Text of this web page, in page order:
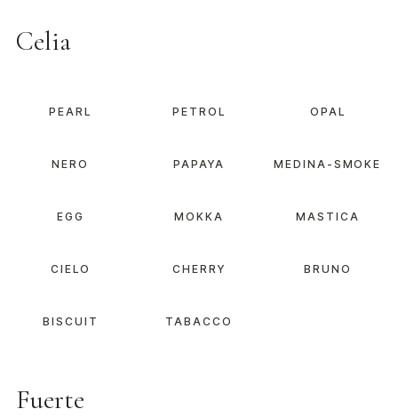
Celia
PEARL PETROL OPAL
NERO PAPAYA MEDINA-SMOKE
EGG MOKKA MASTICA
CIELO CHERRY BRUNO
BISCUIT TABACCO
Fuerte